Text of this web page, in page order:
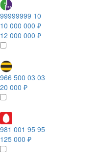
99999999 10
10 000 000 ₽
12 000 000 ₽
966 500 03 03
20 000 ₽
981 001 95 95
125 000 ₽